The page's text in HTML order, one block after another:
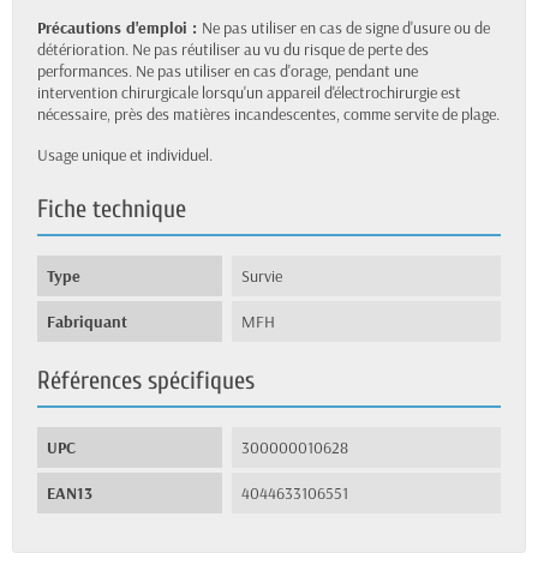
Précautions d'emploi : Ne pas utiliser en cas de signe d'usure ou de
détérioration. Ne pas réutiliser au vu du risque de perte des
performances. Ne pas utiliser en cas d'orage, pendant une
intervention chirurgicale lorsqu'un appareil d'électrochirurgie est
nécessaire, près des matières incandescentes, comme servite de plage.
Usage unique et individuel.
Fiche technique
Type Survie
Fabriquant MFH
Références spécifiques
UPC 300000010628
EAN13 4044633106551